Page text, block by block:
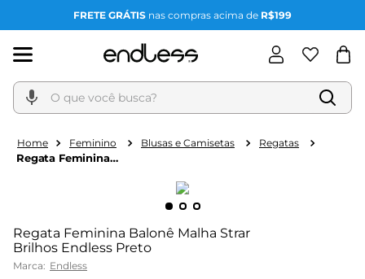
FRETE GRÁTIS nas compras acima de R$199
O que você busca?
Feminino Blusas e Camisetas Regatas
Regata Feminina
Regata Feminina Balonê Malha Strar
Brilhos Endless Preto
Marca: Endless